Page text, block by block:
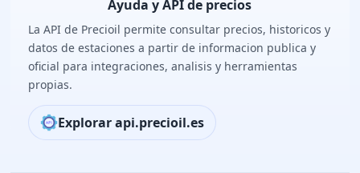
Ayuda y API de precios
La API de Precioil permite consultar precios, historicos y
datos de estaciones a partir de informacion publica y
oficial para integraciones, analisis y herramientas
propias.
Explorar api.precioil.es